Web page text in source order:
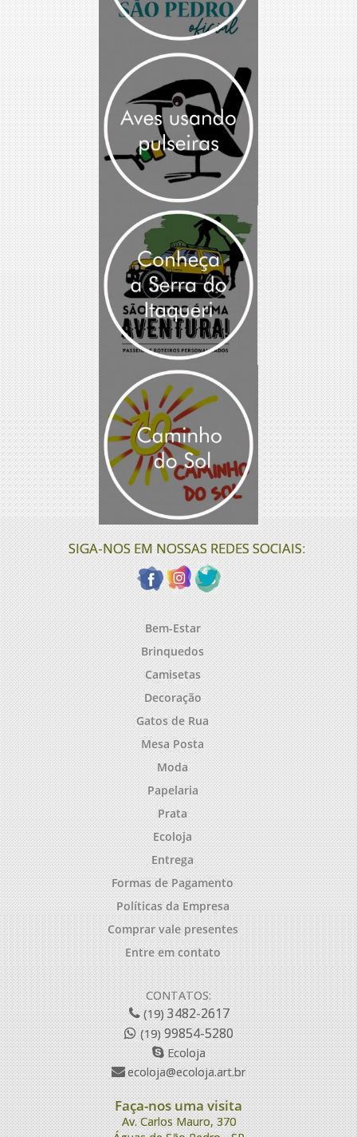
SIGA-NOS EM NOSSAS REDES SOCIAIS:
Bem-Estar
Brinquedos
Camisetas
Decoração
Gatos de Rua
Mesa Posta
Moda
Papelaria
Prata
Ecoloja
Entrega
Formas de Pagamento
Políticas da Empresa
Comprar vale presentes
Entre em contato
CONTATOS:
(19)3482-2617
(19)99854-5280
Ecoloja
ecoloja@ecoloja.art.br
Faça-nos uma visita
Av. Carlos Mauro, 370